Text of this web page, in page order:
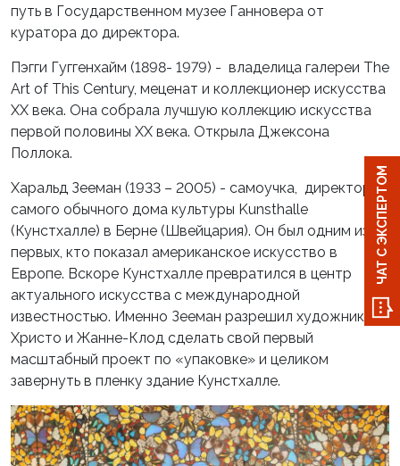
путь в Государственном музее Ганновера от
куратора до директора.
Пэгги Гуггенхайм (1898- 1979) - владелица галереи The
Art of This Century, меценат и коллекционер искусства
XX века. Она собрала лучшую коллекцию искусства
первой половины XX века. Открыла Джексона
Поллока.
Харальд Зееман (1933 – 2005) - самоучка, директор
самого обычного дома культуры Kunsthalle
(Кунстхалле) в Берне (Швейцария). Он был одним из
первых, кто показал американское искусство в
Европе. Вскоре Кунстхалле превратился в центр
актуального искусства с международной
известностью. Именно Зееман разрешил художникам
Христо и Жанне-Клод сделать свой первый
масштабный проект по «упаковке» и целиком
завернуть в пленку здание Кунстхалле.
ЧАТ С ЭКСПЕРТОМ